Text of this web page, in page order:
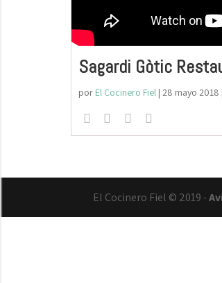
Sagardi Gòtic
por El Cocinero Fiel| 28 mayo 2018
El Cocinero Fiel © 2019 -